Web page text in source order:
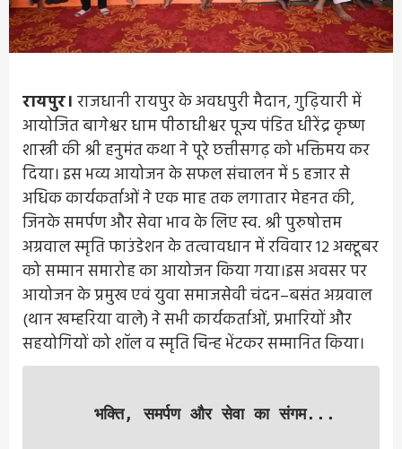
रायपुर। राजधानी रायपुर के अवधपुरी मैदान, गुढ़ियारी में
आयोजित बागेश्वर धाम पीठाधीश्वर पूज्य पंडित धीरेंद्र कृष्ण
शास्त्री की श्री हनुमंत कथा ने पूरे छत्तीसगढ़ को भक्तिमय कर
दिया। इस भव्य आयोजन के सफल संचालन में 5 हजार से
अधिक कार्यकर्ताओं ने एक माह तक लगातार मेहनत की,
जिनके समर्पण और सेवा भाव के लिए स्व. श्री पुरुषोत्तम
अग्रवाल स्मृति फाउंडेशन के तत्वावधान में रविवार 12 अक्टूबर
को सम्मान समारोह का आयोजन किया गया।इस अवसर पर
आयोजन के प्रमुख एवं युवा समाजसेवी चंदन–बसंत अग्रवाल
(थान खम्हरिया वाले) ने सभी कार्यकर्ताओं, प्रभारियों और
सहयोगियों को शॉल व स्मृति चिन्ह भेंटकर सम्मानित किया।
भक्ति, समर्पण और सेवा का संगम...